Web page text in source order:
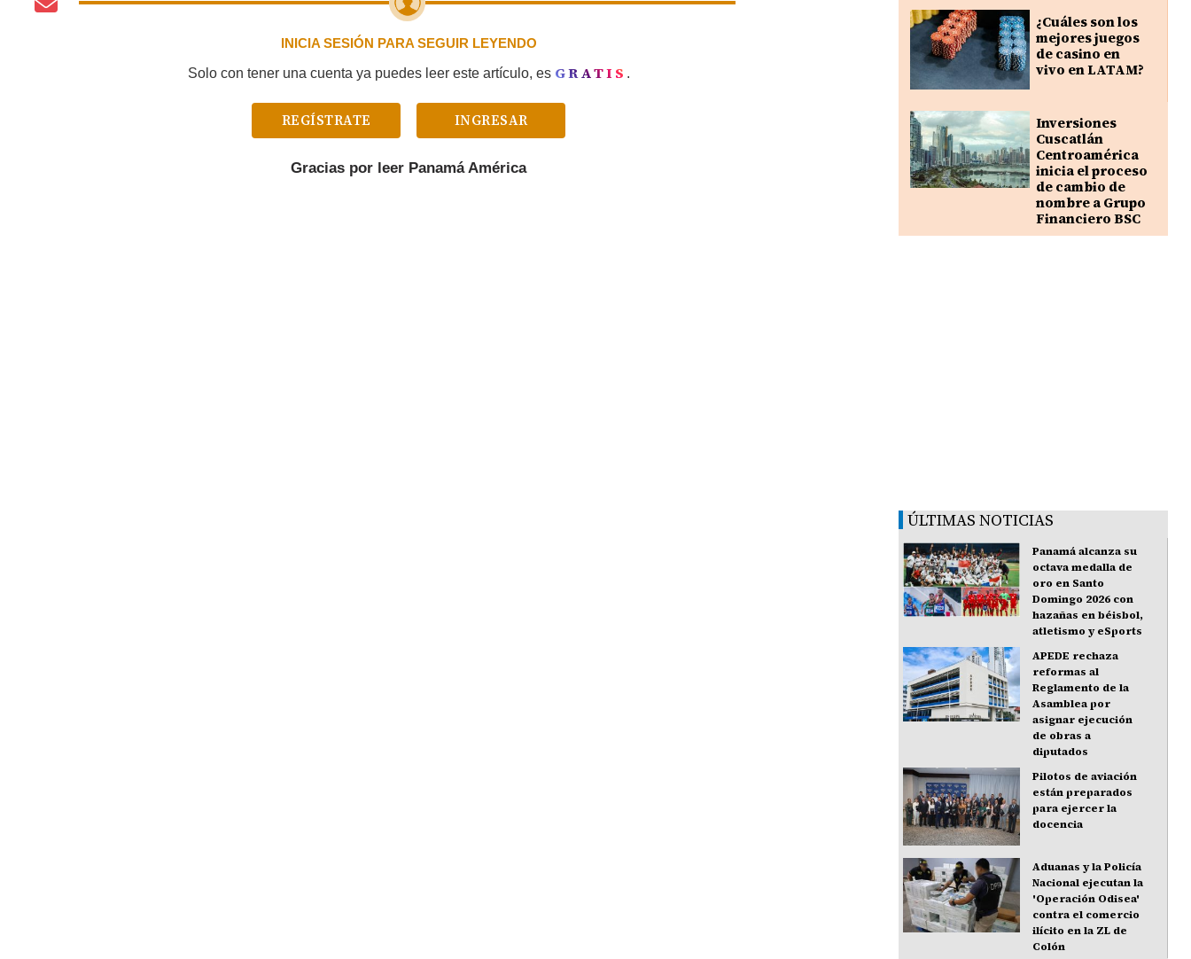
INICIA SESIÓN PARA SEGUIR LEYENDO
Solo con tener una cuenta ya puedes leer este artículo, es GRATIS.
REGÍSTRATE INGRESAR
Gracias por leer Panamá América
¿Cuáles son los
mejores juegos
de casino en
vivo en LATAM?
Inversiones
Cuscatlán
Centroamérica
inicia el proceso
de cambio de
nombre a Grupo
Financiero BSC
ÚLTIMAS NOTICIAS
Panamá alcanza su
octava medalla de
oro en Santo
Domingo 2026 con
hazañas en béisbol,
atletismo y eSports
APEDE rechaza
reformas al
Reglamento de la
Asamblea por
asignar ejecución
de obras a
diputados
Pilotos de aviación
están preparados
para ejercer la
docencia
Aduanas y la Policía
Nacional ejecutan la
'Operación Odisea'
contra el comercio
ilícito en la ZL de
Colón